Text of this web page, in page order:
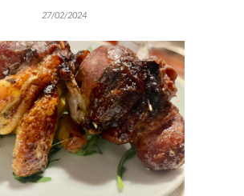
27/02/2024